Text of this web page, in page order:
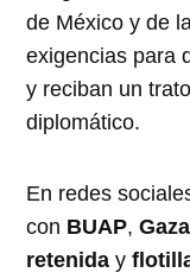
de México y de
exigencias para
y reciban un
diplomático.
En redes
con BUAP,Gaza
retenida y